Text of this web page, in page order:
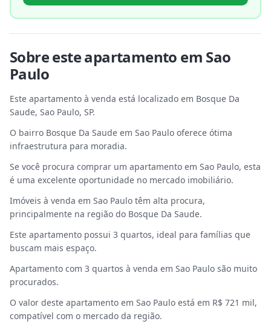
Sobre esteapartamento em Sao
Paulo
Este apartamento à venda está localizado em Bosque Da
Saude, Sao Paulo, SP.
O bairro Bosque Da Saude em Sao Paulo oferece ótima
infraestrutura para moradia.
Se você procura comprar um apartamento em Sao Paulo, esta
é uma excelente oportunidade no mercado imobiliário.
Imóveis à venda em Sao Paulo têm alta procura,
principalmente na região do Bosque Da Saude.
Este apartamento possui 3 quartos, ideal para famílias que
buscam mais espaço.
Apartamento com 3 quartos à venda em Sao Paulo são muito
procurados.
O valor deste apartamento em Sao Paulo está em R$ 721 mil,
compatível com o mercado da região.